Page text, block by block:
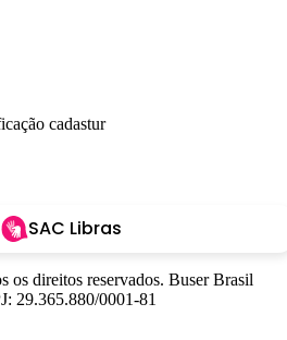
SAC Libras
direitos reservados. Buser Brasil
29.365.880/0001-81